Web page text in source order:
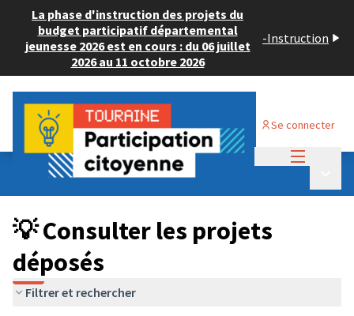
La phase d'instruction des projets du
budget participatif départemental
jeunesse 2026 est en cours : du 06 juillet
2026 au 11 octobre 2026
-Instruction
Se connecter
Budget Participatif JEUNESSE 2024
💡 Consulter les projets déposés
💡 Consulter les projets
déposés
Filtrer et rechercher